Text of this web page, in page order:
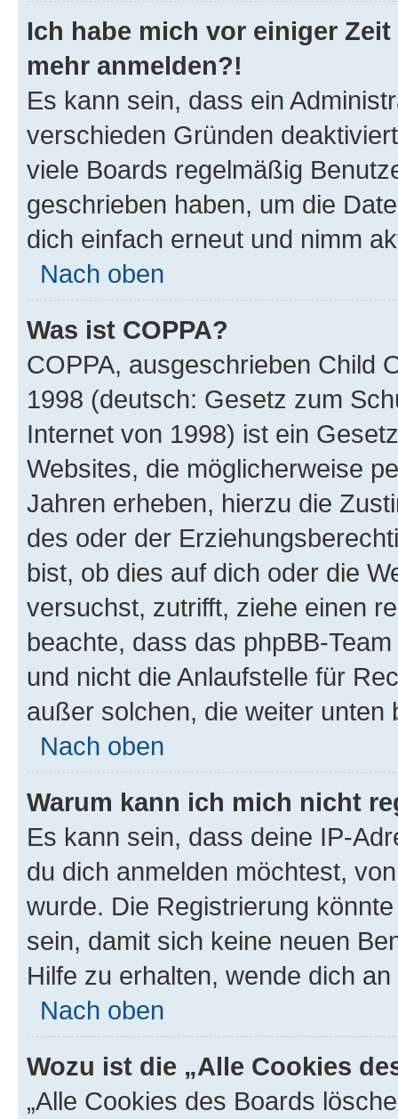
Ich habe mich vor einiger
mehr anmelden?!
Es kann sein, dass ein
verschieden Gründen
viele Boards regelmäßig
geschrieben haben, um die
dich einfach erneut und nimm
Nach oben
Was ist COPPA?
COPPA, ausgeschrieben Child
1998 (deutsch: Gesetz zum
Internet von 1998) ist ein
Websites, die möglicherweise
Jahren erheben, hierzu die
des oder der
bist, ob dies auf dich oder die
versuchst, zutrifft, ziehe einen
beachte, dass das phpBB-
und nicht die Anlaufstelle für
außer solchen, die weiter unten
Nach oben
Warum kann ich mich nicht
Es kann sein, dass deine IP-
du dich anmelden möchtest,
wurde. Die Registrierung
sein, damit sich keine neuen
Hilfe zu erhalten, wende dich
Nach oben
Wozu ist die „Alle Cookies
„Alle Cookies des Boards